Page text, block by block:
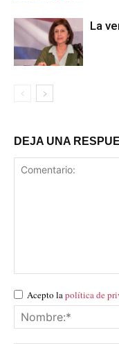
La
DEJA UNA
Acepto lapolítica de